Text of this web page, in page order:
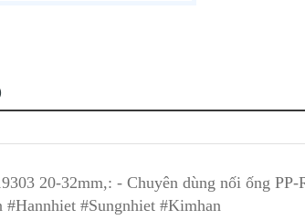
20-32mm,: - Chuyên dùng nối ống
#Sungnhiet #Kimhan